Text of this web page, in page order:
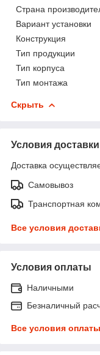
Страна
Вариант установки
Конструкция
Тип продукции
Тип корпуса
Тип монтажа
Скрыть
Условия доставки
Доставка
Самовывоз
Транспортная
Все условия
Условия оплаты
Наличными
Безналичный
Все условия оплаты